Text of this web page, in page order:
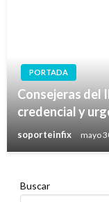
PORTADA
Consejeras del
credencial y
soporteinfix mayo
Buscar